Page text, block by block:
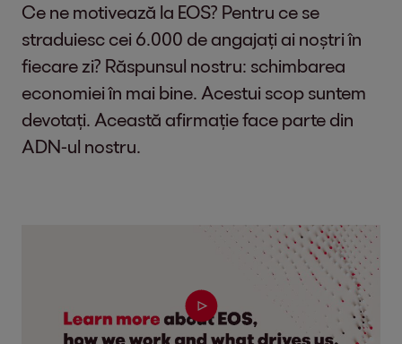
Ne plac oamenii comunicativi, care se
integreaza usor într-o echipa si care
spun fara ezitare “DA” provocarilor.
Despre tine stim ca:
stii sa negociezi si ai facut acest
lucru cu usurinta, fie pentru tine, fie
pentru cei din jurul tau;
esti orientat pe gasirea de solutii in
Ce ne motivează la EOS? Pentru ce se
straduiesc cei 6.000 de angajați ai noștri în
fiecare zi? Răspunsul nostru: schimbarea
economiei în mai bine. Acestui scop suntem
devotați. Această afirmație face parte din
ADN-ul nostru.